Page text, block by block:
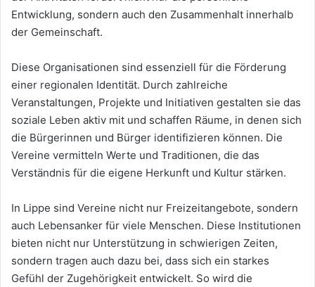
Entwicklung, sondern auch den Zusammenhalt innerhalb
der Gemeinschaft.
Diese Organisationen sind essenziell für die Förderung
einer regionalen Identität. Durch zahlreiche
Veranstaltungen, Projekte und Initiativen gestalten sie das
soziale Leben aktiv mit und schaffen Räume, in denen sich
die Bürgerinnen und Bürger identifizieren können. Die
Vereine vermitteln Werte und Traditionen, die das
Verständnis für die eigene Herkunft und Kultur stärken.
In Lippe sind Vereine nicht nur Freizeitangebote, sondern
auch Lebensanker für viele Menschen. Diese Institutionen
bieten nicht nur Unterstützung in schwierigen Zeiten,
sondern tragen auch dazu bei, dass sich ein starkes
Gefühl der Zugehörigkeit entwickelt. So wird die